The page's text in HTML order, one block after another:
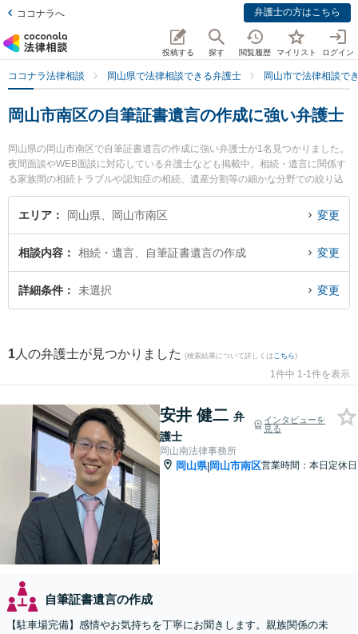
ココナラへ 弁護士の方はこちら
投稿する 探す 閲覧履歴 マイリスト ログイン
ココナラ法律相談 岡山県で法律相談できる弁護士 岡山市で法律相談で
岡山市南区の自筆証書遺言の作成に強い弁護士
岡山県の岡山市南区で自筆証書遺言の作成に強い弁護士が1名見つかりました。
夜間面談やWEB面談に対応している弁護士なども掲載中。相続・遺言に関係す
る家族間の相続トラブルや認知症の相続、遺産分割等の細かな分野での絞り込
み検索もでき便利です。特に岡山南法律事務所の安井 健二弁護士のプロフィー
ル情報や弁護士費用、強みなどが注目されています。『岡山市南区で土日や夜
い』『初回相談無料で自筆証書遺言の作成を法律相談できる岡山市南区内の弁
護士に相談予約したい』などでお困りの相談者さんにおすすめです。
エリア 岡山県、岡山市南区 変更
相談内容 相続・遺言、自筆証書遺言の作成 変更
詳細条件 未選択 変更
1 人の弁護士が見つかりました (検索結果について詳しくは こちら)
1件中 1-1件を表示
安井 健二 弁
護士
インタビューを
見る
岡山南法律事務所
岡山県|岡山市南区営業時間：本日定休日
自筆証書遺言の作成
【駐車場完備】感情やお気持ちを丁寧にお聞きします。親族関係の未